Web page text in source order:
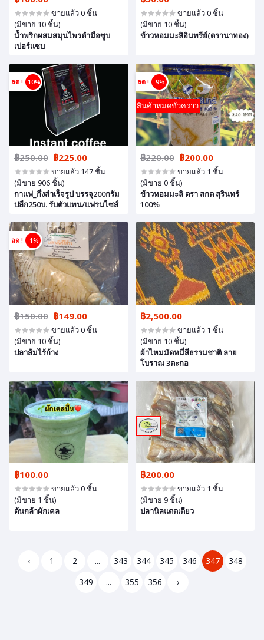
ขายแล้ว 0 ชิ้น
(มีขาย 10 ชิ้น)
น้ำพริกผสมสมุนไพรตำมือซูบ
เปอร์แซบ
ขายแล้ว 0 ชิ้น
(มีขาย 10 ชิ้น)
ข้าวหอมมะลิอินทรีย์(ตรานาทอง)
ลด ! 10%
฿250.00 ฿225.00
ขายแล้ว 147 ชิ้น
(มีขาย 906 ชิ้น)
กาแฟ_กึ่งสำเร็จรูป บรรจุ200กรัม
ปลีก250บ. รับตัวแทน/แฟรนไซส์
ลด ! 9%
สินค้าหมดชั่วคราว
฿220.00 ฿200.00
ขายแล้ว 1 ชิ้น
(มีขาย 0 ชิ้น)
ข้าวหอมมะลิ ตรา สกต สุรินทร์
100%
ลด ! 1%
฿150.00 ฿149.00
ขายแล้ว 0 ชิ้น
(มีขาย 10 ชิ้น)
ปลาส้มไร้ก้าง
฿2,500.00
ขายแล้ว 1 ชิ้น
(มีขาย 10 ชิ้น)
ผ้าไหมมัดหมี่สีธรรมชาติ ลาย
โบราณ 3ตะกอ
฿100.00
ขายแล้ว 0 ชิ้น
(มีขาย 1 ชิ้น)
ต้นกล้าผักเคล
฿200.00
ขายแล้ว 1 ชิ้น
(มีขาย 9 ชิ้น)
ปลานิลแดดเดียว
‹ 1 2 ... 343 344 345 346 347
348
349
... 355 356 ›